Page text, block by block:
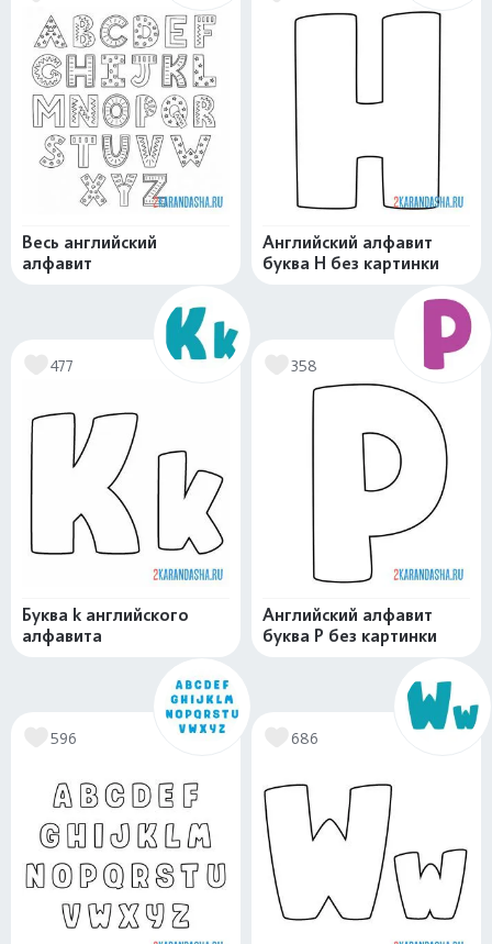
Весь английский
алфавит
Английский алфавит
буква H без картинки
477
Буква k английского
алфавита
358
Английский алфавит
буква P без картинки
596 686